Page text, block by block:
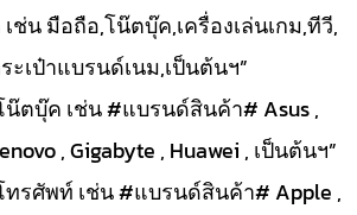
ช่น มือถือ,โน๊ตบุ๊ค,เครื่องเล่นเกม,ทีวี,
เป๋าแบรนด์เนม,เป็นต้นฯ”
น๊ตบุ๊ค เช่น #แบรนด์สินค้า# Asus ,
, Gigabyte , Huawei , เป็นต้นฯ”
ทรศัพท์ เช่น #แบรนด์สินค้า# Apple ,